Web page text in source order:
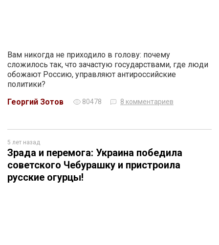
Вам никогда не приходило в голову: почему
сложилось так, что зачастую государствами, где люди
обожают Россию, управляют антироссийские
политики?
Георгий Зотов
80478 8 комментариев
5 лет назад
Зрада и перемога: Украина победила
советского Чебурашку и пристроила
русские огурцы!